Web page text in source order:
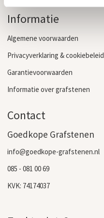
Informatie
Algemene voorwaarden
Privacyverklaring & cookiebeleid
Garantievoorwaarden
Informatie over grafstenen
Contact
Goedkope Grafstenen
info@goedkope-grafstenen.nl
085 - 081 00 69
KVK: 74174037